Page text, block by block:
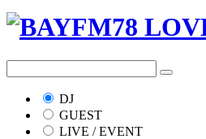
DJ
GUEST
LIVE / EVENT